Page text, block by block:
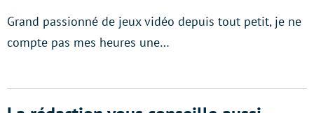
Grand passionné de jeux vidéo depuis tout petit, je ne
compte pas mes heures une…